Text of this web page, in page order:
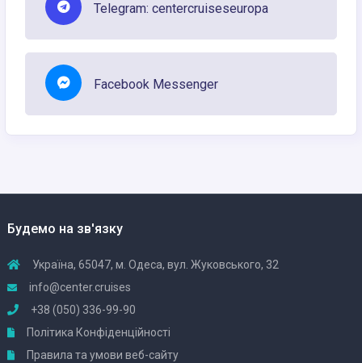
Telegram: centercruiseseuropa
Facebook Messenger
Будемо на зв'язку
Україна, 65047, м. Одеса, вул. Жуковського, 32
info@center.cruises
+38 (050) 336-99-90
Політика Конфіденційності
Правила та умови веб-сайту